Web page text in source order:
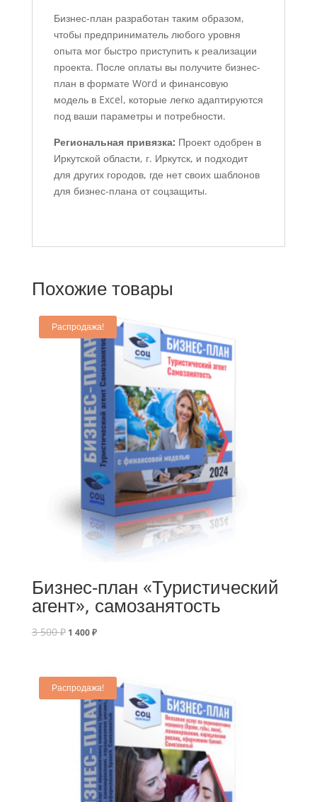
Бизнес-план разработан таким образом,
чтобы предприниматель любого уровня
опыта мог быстро приступить к реализации
проекта. После оплаты вы получите бизнес-
план в формате Word и финансовую
модель в Excel, которые легко адаптируются
под ваши параметры и потребности.
Региональная привязка: Проект одобрен в
Иркутской области, г. Иркутск, и подходит
для других городов, где нет своих шаблонов
для бизнес-плана от соцзащиты.
Похожие товары
Распродажа!
Бизнес-план «Туристический
агент», самозанятость
3 500₽ 1 400₽
Распродажа!